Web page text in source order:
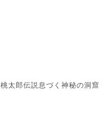
桃太郎伝説息づく神秘の洞窟